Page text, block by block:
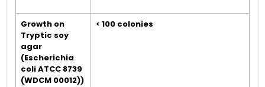
Growth on
Tryptic soy
agar
(Escherichia
coli ATCC 8739
(WDCM 00012))
< 100 colonies